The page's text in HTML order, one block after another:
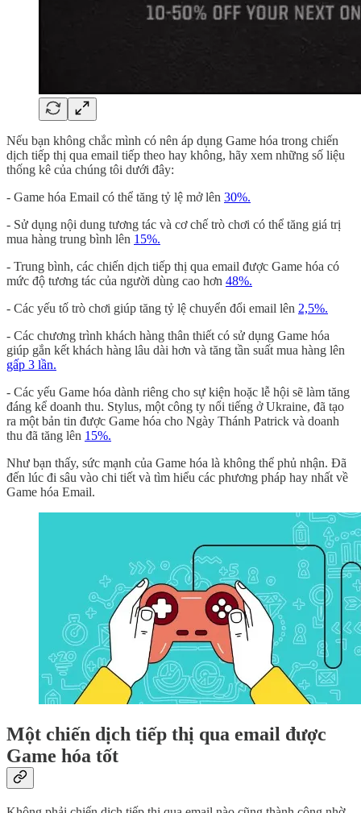
Nếu bạn không chắc mình có nên áp dụng Game hóa trong chiến
dịch tiếp thị qua email tiếp theo hay không, hãy xem những số liệu
thống kê của chúng tôi dưới đây:
- Game hóa Email có thể tăng tỷ lệ mở lên 30%.
- Sử dụng nội dung tương tác và cơ chế trò chơi có thể tăng giá trị
mua hàng trung bình lên 15%.
- Trung bình, các chiến dịch tiếp thị qua email được Game hóa có
mức độ tương tác của người dùng cao hơn 48%.
- Các yếu tố trò chơi giúp tăng tỷ lệ chuyển đổi email lên 2,5%.
- Các chương trình khách hàng thân thiết có sử dụng Game hóa
giúp gắn kết khách hàng lâu dài hơn và tăng tần suất mua hàng lên
gấp 3 lần.
- Các yếu Game hóa dành riêng cho sự kiện hoặc lễ hội sẽ làm tăng
đáng kể doanh thu. Stylus, một công ty nổi tiếng ở Ukraine, đã tạo
ra một bản tin được Game hóa cho Ngày Thánh Patrick và doanh
thu đã tăng lên 15%.
Như bạn thấy, sức mạnh của Game hóa là không thể phủ nhận. Đã
đến lúc đi sâu vào chi tiết và tìm hiểu các phương pháp hay nhất về
Game hóa Email.
Một chiến dịch tiếp thị qua email được
Game hóa tốt